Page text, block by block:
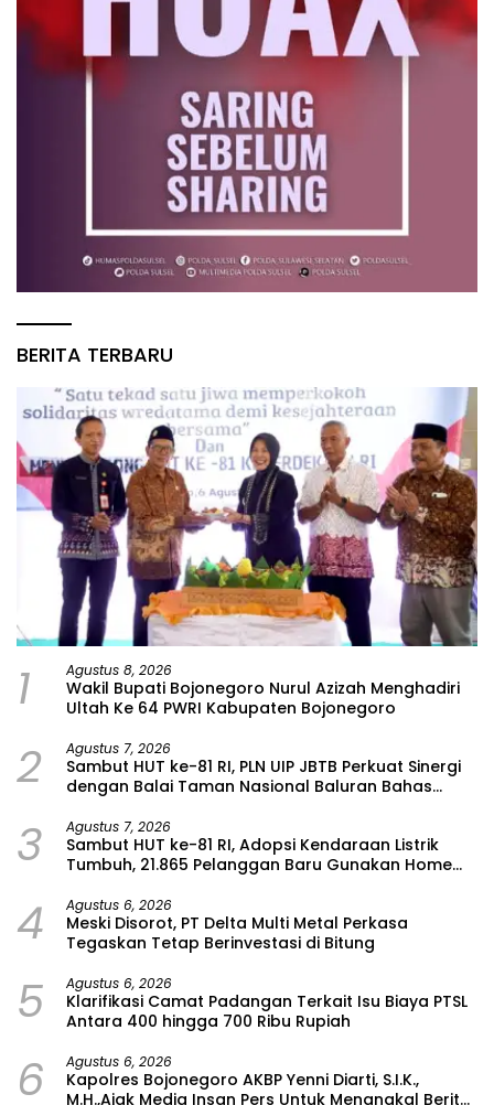
BERITA TERBARU
1 Agustus 8, 2026
Wakil Bupati Bojonegoro Nurul Azizah Menghadiri
Ultah Ke 64 PWRI Kabupaten Bojonegoro
2 Agustus 7, 2026
Sambut HUT ke-81 RI, PLN UIP JBTB Perkuat Sinergi
dengan Balai Taman Nasional Baluran Bahas
Watudodol/Kalipuro
3 Agustus 7, 2026
Sambut HUT ke-81 RI, Adopsi Kendaraan Listrik
Tumbuh, 21.865 Pelanggan Baru Gunakan Home
4 Agustus 6, 2026
Meski Disorot, PT Delta Multi Metal Perkasa
Tegaskan Tetap Berinvestasi di Bitung
5 Agustus 6, 2026
Klarifikasi Camat Padangan Terkait Isu Biaya PTSL
Antara 400 hingga 700 Ribu Rupiah
6 Agustus 6, 2026
Kapolres Bojonegoro AKBP Yenni Diarti, S.I.K.,
M.H.,Ajak Media Insan Pers Untuk Menangkal Berita